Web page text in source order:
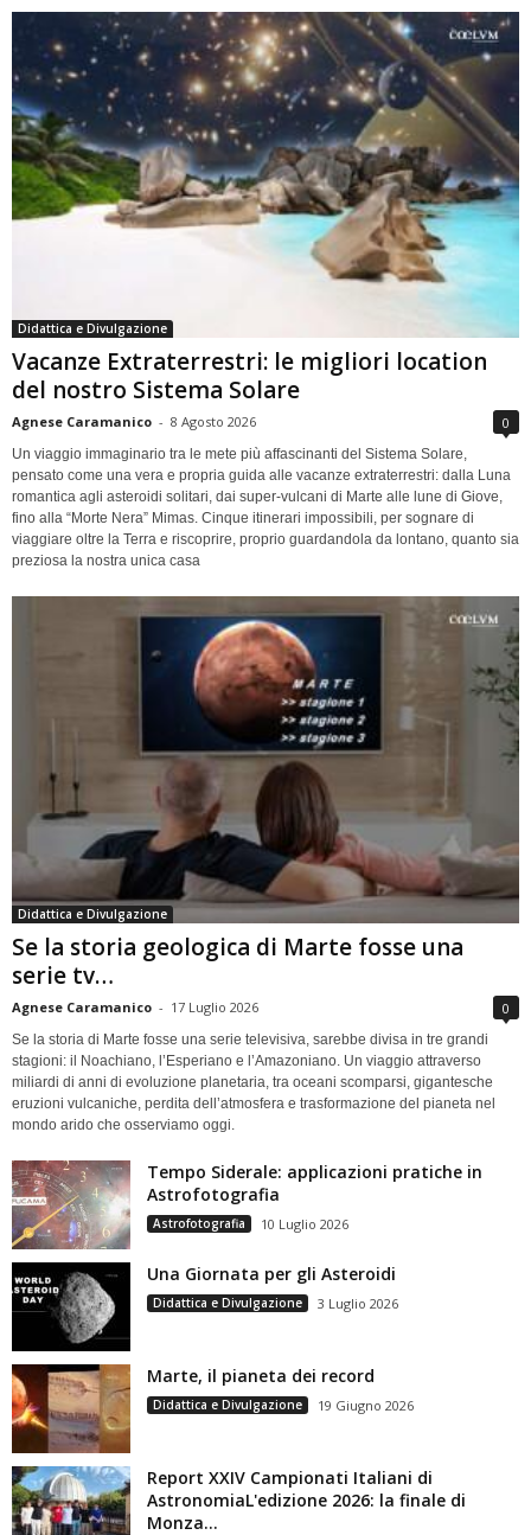
Didattica e Divulgazione
Vacanze Extraterrestri: le migliori location
del nostro Sistema Solare
Agnese Caramanico - 8 Agosto 2026 0
Un viaggio immaginario tra le mete più affascinanti del Sistema Solare,
pensato come una vera e propria guida alle vacanze extraterrestri: dalla Luna
romantica agli asteroidi solitari, dai super-vulcani di Marte alle lune di Giove,
fino alla “Morte Nera” Mimas. Cinque itinerari impossibili, per sognare di
viaggiare oltre la Terra e riscoprire, proprio guardandola da lontano, quanto sia
preziosa la nostra unica casa
Didattica e Divulgazione
Se la storia geologica di Marte fosse una
serie tv…
Agnese Caramanico - 17 Luglio 2026 0
Se la storia di Marte fosse una serie televisiva, sarebbe divisa in tre grandi
stagioni: il Noachiano, l’Esperiano e l’Amazoniano. Un viaggio attraverso
miliardi di anni di evoluzione planetaria, tra oceani scomparsi, gigantesche
eruzioni vulcaniche, perdita dell’atmosfera e trasformazione del pianeta nel
mondo arido che osserviamo oggi.
Tempo Siderale: applicazioni pratiche in
Astrofotografia
Astrofotografia 10 Luglio 2026
Una Giornata per gli Asteroidi
Didattica e Divulgazione 3 Luglio 2026
Marte, il pianeta dei record
Didattica e Divulgazione 19 Giugno 2026
Report XXIV Campionati Italiani di
AstronomiaL'edizione 2026: la finale di
Monza...